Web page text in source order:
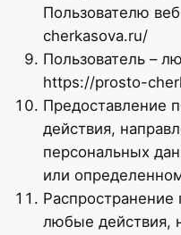
Пользователю
cherkasova.ru/
Пользователь –
https://prosto-
Предоставление
действия,
персональных
или
любые действия,